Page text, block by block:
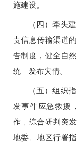
施建设。
（四）牵头
责信息传输渠道
告制度，健全自
统一发布灾情。
（五）组织
发事件应急救援
作，综合研判突
地委、地区行署